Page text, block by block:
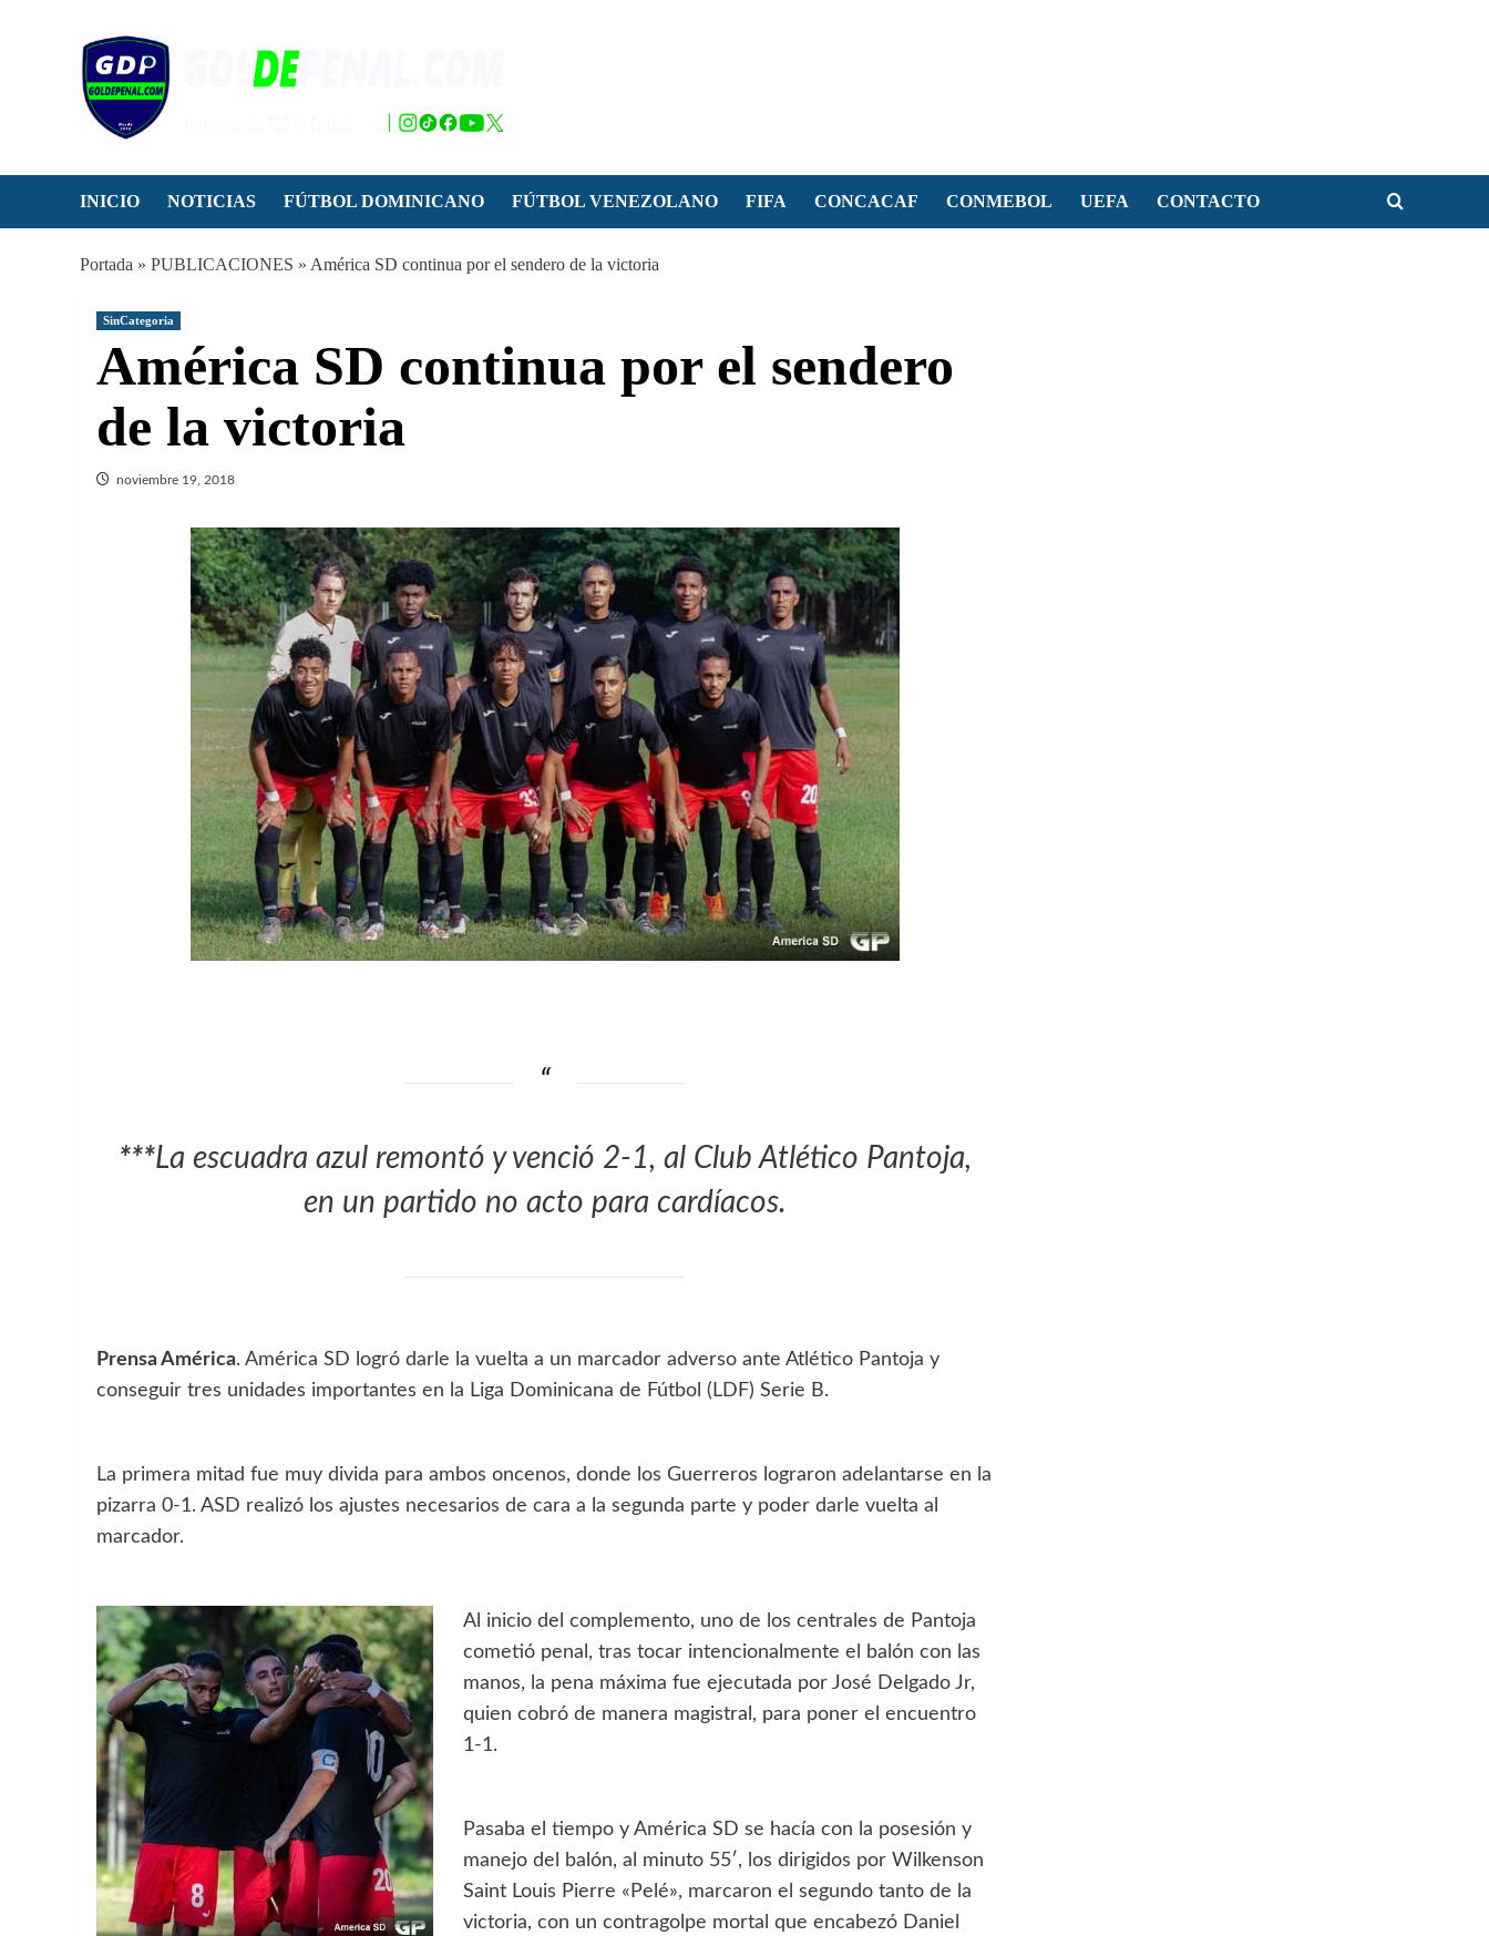
INICIO NOTICIAS FÚTBOL DOMINICANO FÚTBOL VENEZOLANO FIFA CONCACAF CONMEBOL UEFA CONTACTO
Portada » PUBLICACIONES » América SD continua por el sendero de la victoria
SinCategoria
América SD continua por el sendero
de la victoria
noviembre 19, 2018
***La escuadra azul remontó y venció 2-1, al Club Atlético Pantoja,
en un partido no acto para cardíacos.
Prensa América. América SD logró darle la vuelta a un marcador adverso ante Atlético Pantoja y
conseguir tres unidades importantes en la Liga Dominicana de Fútbol (LDF) Serie B.
La primera mitad fue muy divida para ambos oncenos, donde los Guerreros lograron adelantarse en la
pizarra 0-1. ASD realizó los ajustes necesarios de cara a la segunda parte y poder darle vuelta al
marcador.
Al inicio del complemento, uno de los centrales de Pantoja
cometió penal, tras tocar intencionalmente el balón con las
manos, la pena máxima fue ejecutada por José Delgado Jr,
quien cobró de manera magistral, para poner el encuentro
1-1.
Pasaba el tiempo y América SD se hacía con la posesión y
manejo del balón, al minuto 55′, los dirigidos por Wilkenson
Saint Louis Pierre «Pelé», marcaron el segundo tanto de la
victoria, con un contragolpe mortal que encabezó Daniel